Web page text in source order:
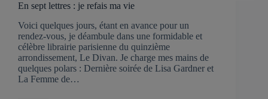
En sept lettres : je refais ma vie
Voici quelques jours, étant en avance pour un
rendez-vous, je déambule dans une formidable et
célèbre librairie parisienne du quinzième
arrondissement, Le Divan. Je charge mes mains de
quelques polars : Dernière soirée de Lisa Gardner et
La Femme de…